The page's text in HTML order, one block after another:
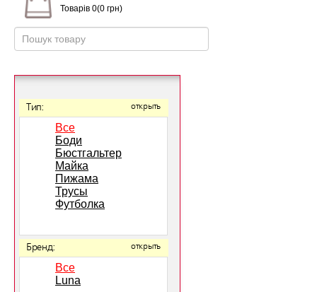
Товарів 0(0 грн)
Тип: открыть
Все
Боди
Бюстгальтер
Майка
Пижама
Трусы
Футболка
Бренд: открыть
Все
Luna